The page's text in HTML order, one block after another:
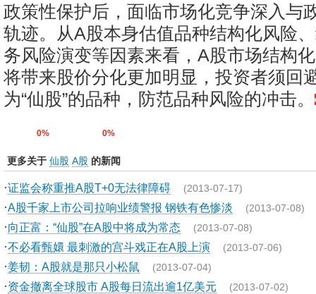
政策性保护后，面临市场化竞争深入与
轨迹。从A股本身估值品种结构化风险
务风险演变等因素来看，A股市场结构
将带来股价分化更加明显，投资者须回
为“仙股”的品种，防范品种风险的冲击。
0% 0%
更多关于 仙股 A股 的新闻
·证监会称重推A股T+0无法律障碍 (2013-07-17)
·A股千家上市公司拉响业绩警报 钢铁有色惨淡 (2013-07-08)
·向正富：“仙股”在A股中将成为常态 (2013-07-08)
·不必看甄嬛 最刺激的宫斗戏正在A股上演 (2013-07-06)
·姜韧：A股就是那只小松鼠 (2013-07-04)
·资金撤离全球股市 A股每日流出逾1亿美元 (2013-07-02)